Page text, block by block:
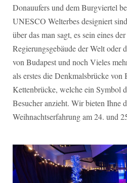
Donauufers und dem Burgviertel
UNESCO Welterbes designiert
über das man sagt, es sein eines
Regierungsgebäude der Welt oder
von Budapest und noch Vieles
als erstes die Denkmalsbrücke von
Kettenbrücke, welche ein Symbol
Besucher anzieht. Wir bieten Ihne
Weihnachtserfahrung am 24. und